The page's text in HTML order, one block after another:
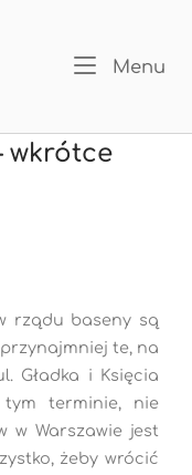
Menu
wkrótce
rządu baseny są
te, na
Gładka i Księcia
tym terminie, nie
w Warszawie jest
żeby wrócić